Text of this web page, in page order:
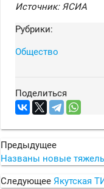
Источник: ЯСИА
Рубрики:
Общество
Поделиться
Предыдущее
Названы новые
Следующее Якутская